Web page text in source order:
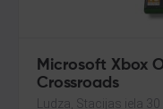
Microsoft Xbox
Crossroads
Ludza, Stacijas iela 30